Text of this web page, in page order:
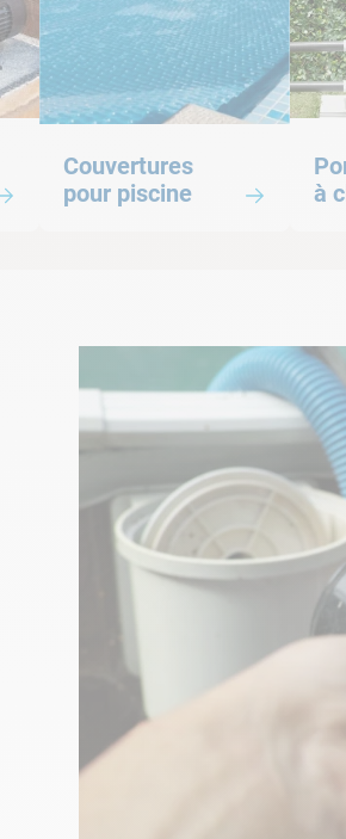
Couvertures
pour piscine
Couvertures pour piscine
à